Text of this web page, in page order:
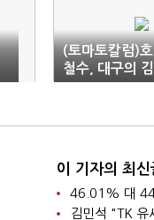
(토마토칼럼)
철수, 대구의
이 기자의 최신
46.01% 대